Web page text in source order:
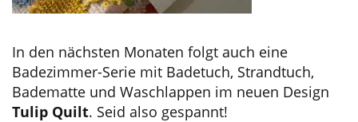
In den nächsten Monaten folgt auch eine
Badezimmer-Serie mit Badetuch, Strandtuch,
Badematte und Waschlappen im neuen Design
Tulip Quilt. Seid also gespannt!